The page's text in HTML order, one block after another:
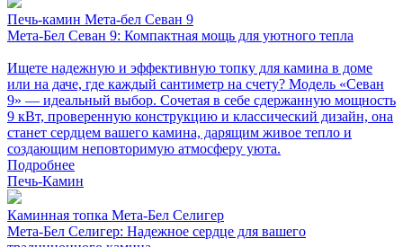
Печь-камин Мета-бел Севан 9
Мета-Бел Севан 9: Компактная мощь для уютного тепла
Ищете надежную и эффективную топку для камина в доме
или на даче, где каждый сантиметр на счету? Модель «Севан
9» — идеальный выбор. Сочетая в себе сдержанную мощность
9 кВт, проверенную конструкцию и классический дизайн, она
станет сердцем вашего камина, дарящим живое тепло и
создающим неповторимую атмосферу уюта.
Подробнее
Печь-Камин
Каминная топка Мета-Бел Селигер
Мета-Бел Селигер: Надежное сердце для вашего